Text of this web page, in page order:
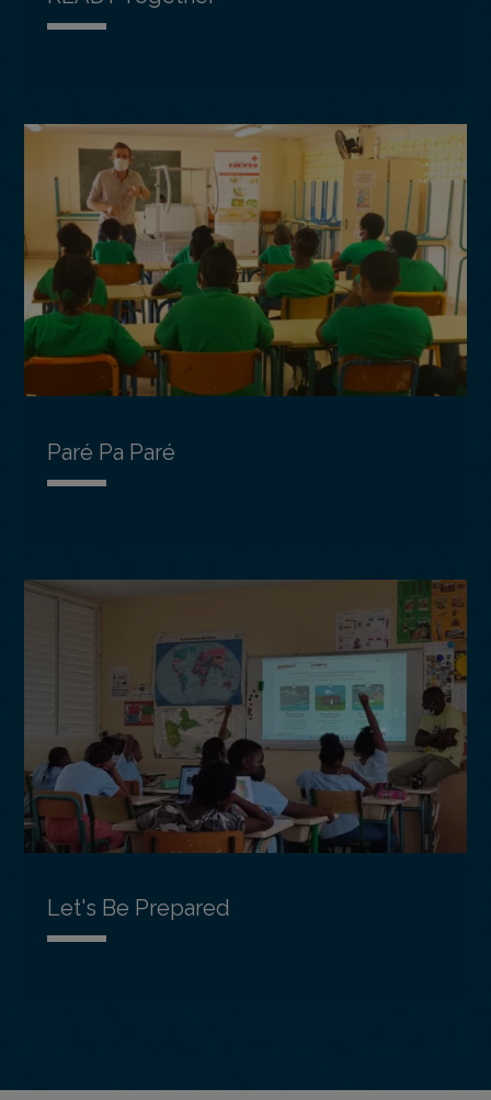
Paré Pa Paré
Let's Be Prepared